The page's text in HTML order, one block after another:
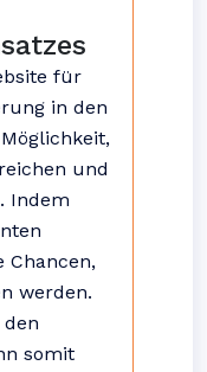
für
in den
und
Indem
Chancen,
werden.
somit